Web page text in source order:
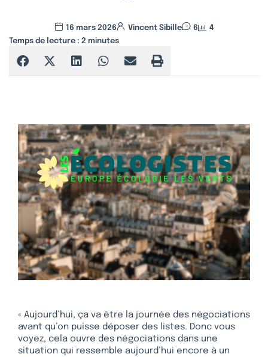
16 mars 2026 Vincent Sibille 6
4
Temps de lecture : 2 minutes
« Aujourd’hui, ça va être la journée des négociations
avant qu’on puisse déposer des listes. Donc vous
voyez, cela ouvre des négociations dans une
situation qui ressemble aujourd’hui encore à un